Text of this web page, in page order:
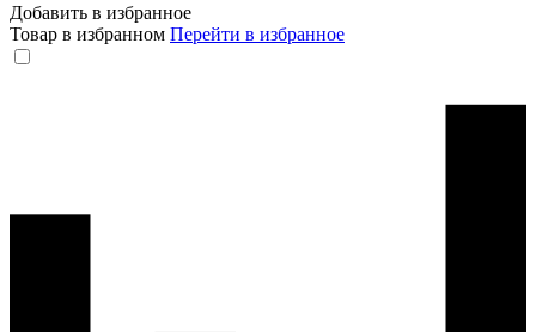
Добавить в избранное
Товар в избранном Перейти в избранное